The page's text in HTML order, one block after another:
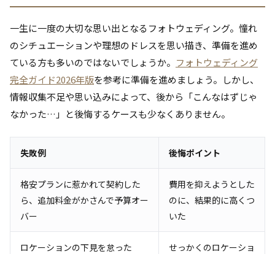
一生に一度の大切な思い出となるフォトウェディング。憧れ
のシチュエーションや理想のドレスを思い描き、準備を進め
ている方も多いのではないでしょうか。 フォトウェディング
完全ガイド2026年版を参考に準備を進めましょう。しかし、
情報収集不足や思い込みによって、後から「こんなはずじゃ
なかった…」と後悔するケースも少なくありません。
失敗例 後悔ポイント
格安プランに惹かれて契約した
ら、追加料金がかさんで予算オー
バー
費用を抑えようとした
のに、結果的に高くつ
いた
ロケーションの下見を怠った
せっかくのロケーショ